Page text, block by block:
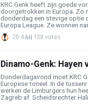
KRC Genk heeft zijn goede
doorgetrokken in Europa. Zo
donderdag een stevige optie
Europa League. Ze wonnen
20:44 138 votes
Dinamo-Genk:
Donderdagavond moet KRC
Europese toneel. In de
werken de Limburgers hun
Zagreb af. Scheidsrechter Halil